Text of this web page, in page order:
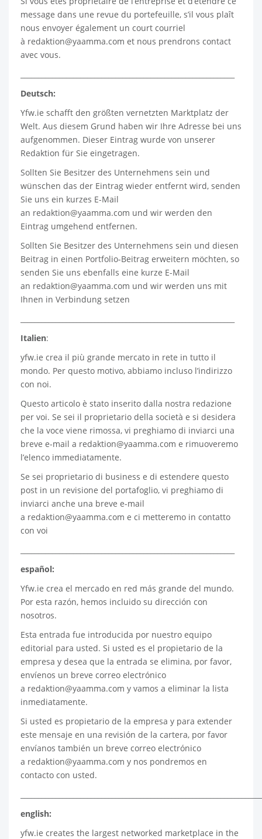
message dans une revue du portefeuille, s’il vous plaît
nous envoyer également un court courriel
à redaktion@yaamma.com et nous prendrons contact
avec vous.
Deutsch:
Yfw.ie schafft den größten vernetzten Marktplatz der
Welt. Aus diesem Grund haben wir Ihre Adresse bei uns
aufgenommen. Dieser Eintrag wurde von unserer
Redaktion für Sie eingetragen.
Sollten Sie Besitzer des Unternehmens sein und
wünschen das der Eintrag wieder entfernt wird, senden
Sie uns ein kurzes E-Mail
an redaktion@yaamma.com und wir werden den
Eintrag umgehend entfernen.
Sollten Sie Besitzer des Unternehmens sein und diesen
Beitrag in einen Portfolio-Beitrag erweitern möchten, so
senden Sie uns ebenfalls eine kurze E-Mail
an redaktion@yaamma.com und wir werden uns mit
Ihnen in Verbindung setzen
Italien:
yfw.ie crea il più grande mercato in rete in tutto il
mondo. Per questo motivo, abbiamo incluso l’indirizzo
con noi.
Questo articolo è stato inserito dalla nostra redazione
per voi. Se sei il proprietario della società e si desidera
che la voce viene rimossa, vi preghiamo di inviarci una
breve e-mail a redaktion@yaamma.com e rimuoveremo
l’elenco immediatamente.
Se sei proprietario di business e di estendere questo
post in un revisione del portafoglio, vi preghiamo di
inviarci anche una breve e-mail
a redaktion@yaamma.com e ci metteremo in contatto
con voi
español:
Yfw.ie crea el mercado en red más grande del mundo.
Por esta razón, hemos incluido su dirección con
nosotros.
Esta entrada fue introducida por nuestro equipo
editorial para usted. Si usted es el propietario de la
empresa y desea que la entrada se elimina, por favor,
envíenos un breve correo electrónico
a redaktion@yaamma.com y vamos a eliminar la lista
inmediatamente.
Si usted es propietario de la empresa y para extender
este mensaje en una revisión de la cartera, por favor
envíanos también un breve correo electrónico
a redaktion@yaamma.com y nos pondremos en
contacto con usted.
english:
yfw.ie creates the largest networked marketplace in the